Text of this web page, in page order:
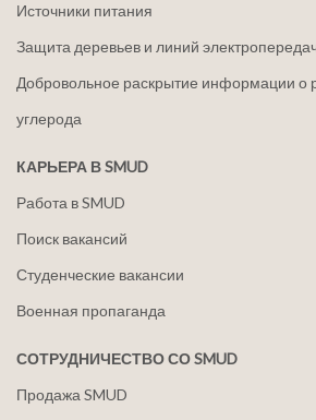
Источники питания
Защита деревьев и линий
Добровольное раскрытие информации о
углерода
КАРЬЕРА В SMUD
Работа в SMUD
Поиск вакансий
Студенческие вакансии
Военная пропаганда
СОТРУДНИЧЕСТВО СО SMUD
Продажа SMUD